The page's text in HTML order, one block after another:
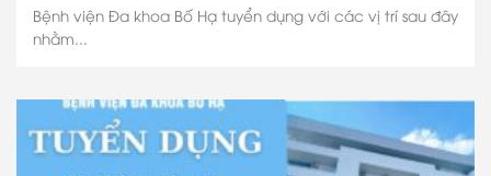
Bệnh viện Đa khoa Bố Hạ tuyển dụng với các vị trí sau đây
nhằm...